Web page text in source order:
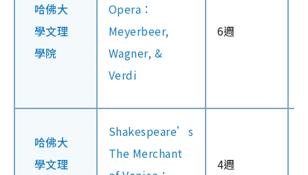
哈佛大
學文理
學院
Opera：
Meyerbeer,
Wagner, &
Verdi
6週
哈佛大
學文理
Shakespeare’s
The Merchant
4週